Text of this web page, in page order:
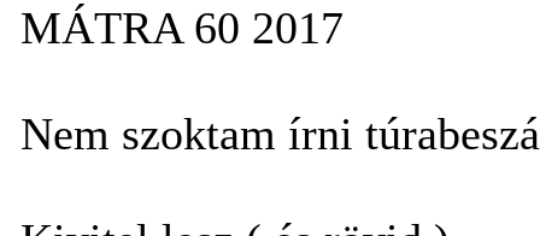
MÁTRA 60 2017
Nem szoktam írni